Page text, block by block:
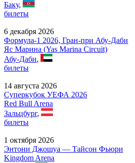
Баку,
билеты
6 декабря 2026
Формула-1 2026, Гран-при Абу-Даби
Яс Марина (Yas Marina Circuit)
Абу-Даби,
билеты
14 августа 2026
Суперкубок УЕФА 2026
Red Bull Arena
Зальцбург,
билеты
1 октября 2026
Энтони Джошуа — Тайсон Фьюри
Kingdom Arena